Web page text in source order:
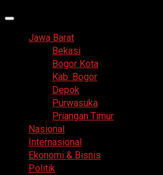
Primary
Jawa Barat
Bekasi
Bogor Kota
Kab. Bogor
Depok
Purwasuka
Priangan Timur
Nasional
Internasional
Ekonomi & Bisnis
Politik